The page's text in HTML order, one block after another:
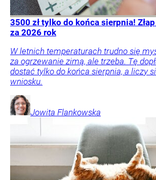
3500 zł tylko do końca sierpnia!
za 2026 rok
W letnich temperaturach trudno się
za ogrzewanie zimą, ale trzeba. Tę
dostać tylko do końca sierpnia, a liczy
wniosku.
Jowita Flankowska